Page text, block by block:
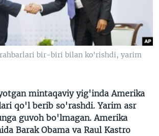
rahbarlari bir-biri bilan ko'rishdi, yarim
mintaqaviy yig'inda Amerika
qo'l berib so'rashdi. Yarim asr
guvoh bo'lmagan. Amerika
Barak Obama va Raul Kastro